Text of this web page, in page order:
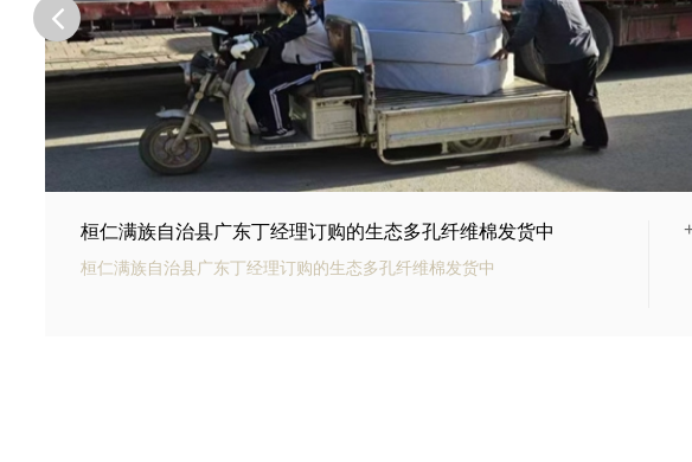
桓仁满族自治县河北邢台王总订购的商场底下用碳纤雨水收集模块发货中
桓仁满族自治县银通碳纤雨水收集模块可以用于商业建筑和住宅小区